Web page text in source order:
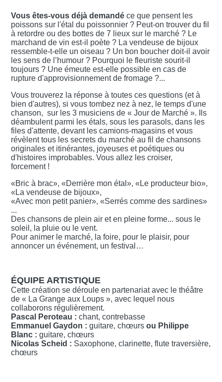
Vous êtes-vous déjà demandé ce que pensent les
poissons sur l'étal du poissonnier ? Peut-on trouver du fil
à retordre ou des bottes de 7 lieux sur le marché ? Le
marchand de vin est-il poète ? La vendeuse de bijoux
ressemble-t-elle un oiseau ? Un bon boucher doit-il avoir
les sens de l’humour ? Pourquoi le fleuriste sourit-il
toujours ? Une émeute est-elle possible en cas de
rupture d'approvisionnement de fromage ?...
Vous trouverez la réponse à toutes ces questions (et à
bien d'autres), si vous tombez nez à nez, le temps d'une
chanson, sur les 3 musiciens de « Jour de Marché ». Ils
déambulent parmi les étals, sous les parasols, dans les
files d'attente, devant les camions-magasins et vous
révèlent tous les secrets du marché au fil de chansons
originales et itinérantes, joyeuses et poétiques ou
d'histoires improbables. Vous allez les croiser,
forcement !
«Bric à brac», «Derrière mon étal», «Le producteur bio»,
«La vendeuse de bijoux»,
«Avec mon petit panier», «Serrés comme des sardines»
...
Des chansons de plein air et en pleine forme... sous le
soleil, la pluie ou le vent.
Pour animer le marché, la foire, pour le plaisir, pour
annoncer un événement, un festival…
ÉQUIPE ARTISTIQUE
Cette création se déroule en partenariat avec le théâtre
de « La Grange aux Loups », avec lequel nous
collaborons régulièrement.
Pascal Peroteau : chant, contrebasse
Emmanuel Gaydon : guitare, chœurs ou Philippe
Blanc :guitare, chœurs
Nicolas Scheid : Saxophone, clarinette, flute traversière,
chœurs